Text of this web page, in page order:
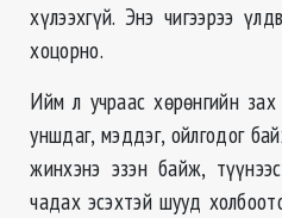
хүлээхгүй. Энэ чигээрээ
хоцорно.
Ийм л учраас хөрөнгийн зах
уншдаг, мэддэг, ойлгодог
жинхэнэ эзэн байж,
чадах эсэхтэй шууд